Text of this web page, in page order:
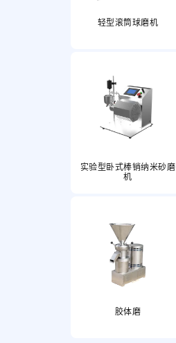
轻型滚筒球磨机
实验型卧式棒销纳米砂磨
机
胶体磨